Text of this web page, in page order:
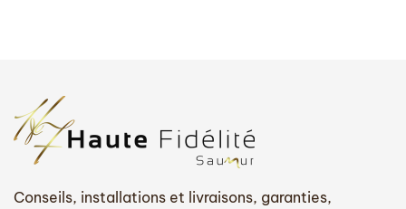
Conseils, installations et livraisons, garanties,